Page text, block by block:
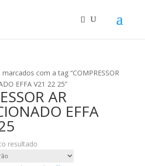
com a tag “COMPRESSOR
EFFA V21 22 25”
AR
EFFA
resultado